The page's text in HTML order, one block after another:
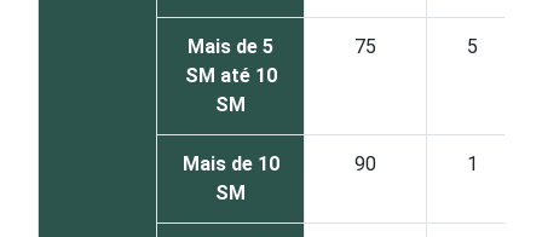
Mais de 5
SM até 10
SM
75 5
Mais de 10
SM
90 1